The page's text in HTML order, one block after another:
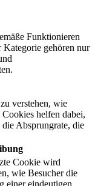
Funktionieren
Kategorie gehören nur
verstehen, wie
helfen dabei,
Absprungrate, die
Cookie wird
wie Besucher die
einer eindeutigen